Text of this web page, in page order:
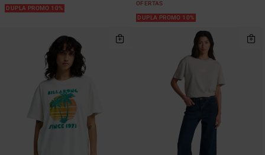
DUPLA PROMO 10%
OFERTAS
DUPLA PROMO 10%